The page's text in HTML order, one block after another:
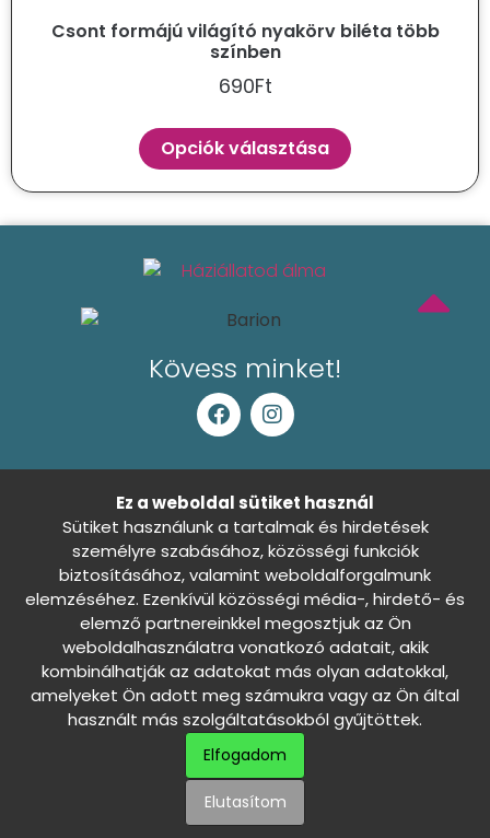
Csont formájú világító nyakörv biléta több
színben
690Ft
Opciók választása
Kövess minket!
Általános Szerződési Feltételek
Adatkezelési tájékoztató
Sütibeállítások Nincs döntés
Szállítási és fizetési információk
Háziállatod álma - Minden jog fenntartva ©
Webáruházunkat Marketinges Erika és csapata készítette
Ez a weboldal sütiket használ
Sütiket használunk a tartalmak és hirdetések
személyre szabásához, közösségi funkciók
biztosításához, valamint weboldalforgalmunk
elemzéséhez. Ezenkívül közösségi média-, hirdető- és
elemző partnereinkkel megosztjuk az Ön
weboldalhasználatra vonatkozó adatait, akik
kombinálhatják az adatokat más olyan adatokkal,
amelyeket Ön adott meg számukra vagy az Ön által
használt más szolgáltatásokból gyűjtöttek.
Elfogadom
Elutasítom